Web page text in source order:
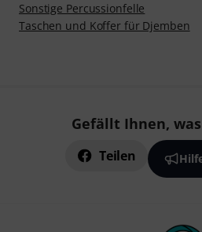
Sonstige Percussionfelle
Taschen und Koffer für Djemben
Gefällt Ihnen,
Teilen